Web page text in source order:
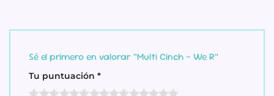
Sé el primero en valorar “Multi Cinch – We R”
Tu puntuación *